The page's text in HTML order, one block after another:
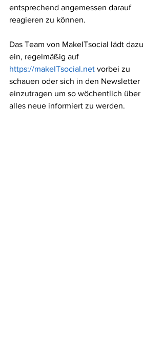
entsprechend angemessen darauf
reagieren zu können.
Das Team von MakeITsocial lädt dazu
ein, regelmäßig auf
https://makeITsocial.net vorbei zu
schauen oder sich in den Newsletter
einzutragen um so wöchentlich über
alles neue informiert zu werden.